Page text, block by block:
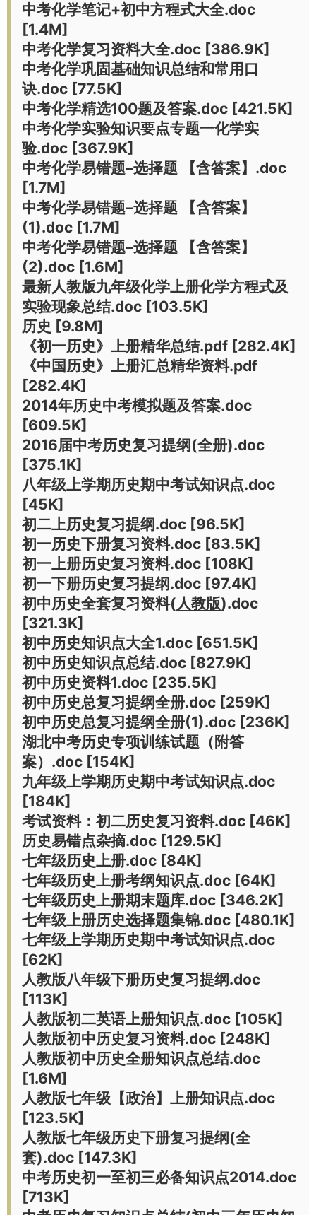
中考化学笔记+初中方程式大全.doc
[1.4M]
中考化学复习资料大全.doc [386.9K]
中考化学巩固基础知识总结和常用口
诀.doc [77.5K]
中考化学精选100题及答案.doc [421.5K]
中考化学实验知识要点专题一化学实
验.doc [367.9K]
中考化学易错题–选择题 【含答案】.doc
[1.7M]
中考化学易错题–选择题 【含答案】
(1).doc [1.7M]
中考化学易错题–选择题 【含答案】
(2).doc [1.6M]
最新人教版九年级化学上册化学方程式及
实验现象总结.doc [103.5K]
历史 [9.8M]
《初一历史》上册精华总结.pdf [282.4K]
《中国历史》上册汇总精华资料.pdf
[282.4K]
2014年历史中考模拟题及答案.doc
[609.5K]
2016届中考历史复习提纲(全册).doc
[375.1K]
八年级上学期历史期中考试知识点.doc
[45K]
初二上历史复习提纲.doc [96.5K]
初一历史下册复习资料.doc [83.5K]
初一上册历史复习资料.doc [108K]
初一下册历史复习提纲.doc [97.4K]
初中历史全套复习资料(人教版).doc
[321.3K]
初中历史知识点大全1.doc [651.5K]
初中历史知识点总结.doc [827.9K]
初中历史资料1.doc [235.5K]
初中历史总复习提纲全册.doc [259K]
初中历史总复习提纲全册(1).doc [236K]
湖北中考历史专项训练试题（附答
案）.doc [154K]
九年级上学期历史期中考试知识点.doc
[184K]
考试资料：初二历史复习资料.doc [46K]
历史易错点杂摘.doc [129.5K]
七年级历史上册.doc [84K]
七年级历史上册考纲知识点.doc [64K]
七年级历史上册期末题库.doc [346.2K]
七年级上册历史选择题集锦.doc [480.1K]
七年级上学期历史期中考试知识点.doc
[62K]
人教版八年级下册历史复习提纲.doc
[113K]
人教版初二英语上册知识点.doc [105K]
人教版初中历史复习资料.doc [248K]
人教版初中历史全册知识点总结.doc
[1.6M]
人教版七年级【政治】上册知识点.doc
[123.5K]
人教版七年级历史下册复习提纲(全
套).doc [147.3K]
中考历史初一至初三必备知识点2014.doc
[713K]